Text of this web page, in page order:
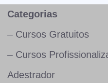
Categorias
– Cursos Gratuitos
– Cursos
Adestrador